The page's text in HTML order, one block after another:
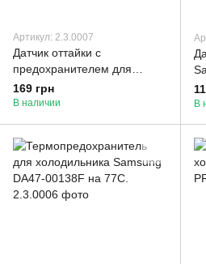
Артикул: 2.3.0007
Датчик оттайки с
предохранителем для
холодильника LG
6615JB2002A
169 грн
В наличии В